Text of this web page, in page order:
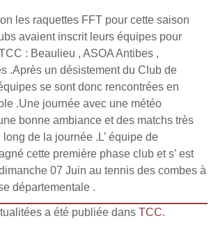
les raquettes FFT pour cette saison
avaient inscrit leurs équipes pour
: Beaulieu , ASOA Antibes ,
.Après un désistement du Club de
se sont donc rencontrées en
.Une journée avec une météo
bonne ambiance et des matchs très
de la journée .L’ équipe de
cette première phase club et s’ est
07 Juin au tennis des combes à
départementale .
a été publiée dans TCC.